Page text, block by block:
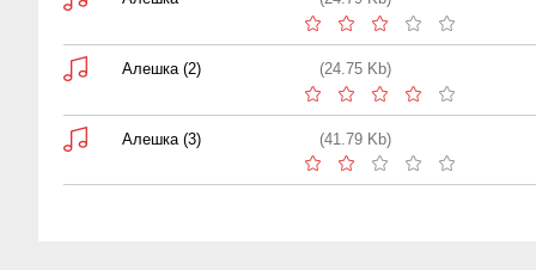
Алешка (2) (24.75 Kb)
Алешка (3) (41.79 Kb)